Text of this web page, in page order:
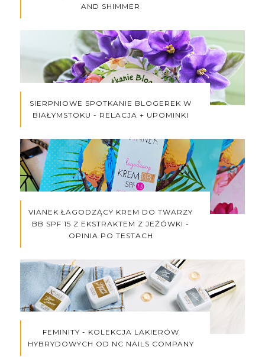
AND SHIMMER
SIERPNIOWE SPOTKANIE BLOGEREK W
BIAŁYMSTOKU - RELACJA + UPOMINKI
VIANEK ŁAGODZĄCY KREM DO TWARZY
BB SPF 15 Z EKSTRAKTEM Z JEŻÓWKI -
OPINIA PO TESTACH
FEMINITY - KOLEKCJA LAKIERÓW
HYBRYDOWYCH OD NC NAILS COMPANY